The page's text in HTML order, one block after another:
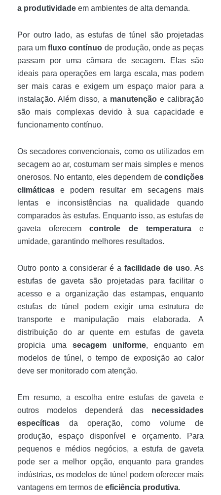
a produtividade em ambientes de alta demanda.
Por outro lado, as estufas de túnel são projetadas
para umfluxo contínuo de produção, onde as peças
passam por uma câmara de secagem. Elas são
ideais para operações em larga escala, mas podem
ser mais caras e exigem um espaço maior para a
instalação. Além disso, a manutenção e calibração
são mais complexas devido à sua capacidade e
funcionamento contínuo.
Os secadores convencionais, como os utilizados em
secagem ao ar, costumam ser mais simples e menos
onerosos. No entanto, eles dependem de condições
climáticas e podem resultar em secagens mais
lentas e inconsistências na qualidade quando
comparados às estufas. Enquanto isso, as estufas de
gaveta oferecemcontrole de temperaturae
umidade, garantindo melhores resultados.
Outro ponto a considerar é a facilidade de uso. As
estufas de gaveta são projetadas para facilitar o
acesso e a organização das estampas, enquanto
estufas de túnel podem exigir uma estrutura de
transporte e manipulação mais elaborada. A
distribuição do ar quente em estufas de gaveta
propicia uma secagem uniforme, enquanto em
modelos de túnel, o tempo de exposição ao calor
deve ser monitorado com atenção.
Em resumo, a escolha entre estufas de gaveta e
outros modelos dependerá das necessidades
específicas da operação, como volume de
produção, espaço disponível e orçamento. Para
pequenos e médios negócios, a estufa de gaveta
pode ser a melhor opção, enquanto para grandes
indústrias, os modelos de túnel podem oferecer mais
vantagens em termos de eficiência produtiva.